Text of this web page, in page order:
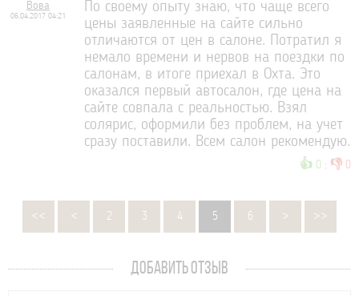
Вова
06.04.2017 04:21
По своему опыту знаю, что чаще всего
цены заявленные на сайте сильно
отличаются от цен в салоне. Потратил я
немало времени и нервов на поездки по
салонам, в итоге приехал в Охта. Это
оказался первый автосалон, где цена на
сайте совпала с реальностью. Взял
солярис, оформили без проблем, на учет
сразу поставили. Всем салон рекомендую.
👍 : 👎
<< < 2 3 4 5 6 > >>
ДОБАВИТЬ ОТЗЫВ